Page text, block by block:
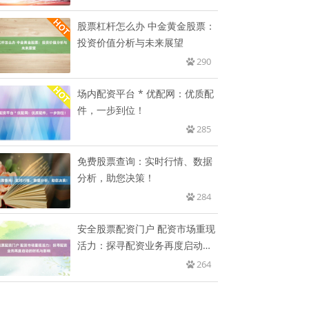
股票杠杆怎么办 中金黄金股票：
投资价值分析与未来展望
290
场内配资平台 * 优配网：优质配
件，一步到位！
285
免费股票查询：实时行情、数据
分析，助您决策！
284
安全股票配资门户 配资市场重现
活力：探寻配资业务再度启动的
264